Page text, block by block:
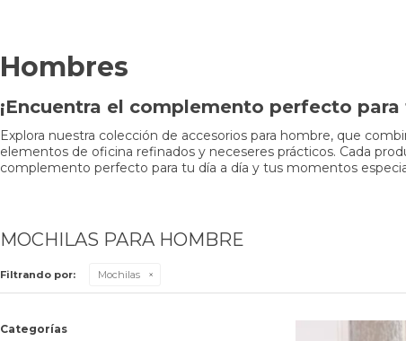
Hombres
¡Encuentra el complemento perfecto
Explora nuestra colección de accesorios para hombre, que
elementos de oficina refinados y neceseres prácticos. Cada
complemento perfecto para tu día a día y tus momentos
MOCHILAS PARA HOMBRE
Filtrando por: Mochilas
Categorías